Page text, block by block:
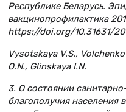
Республике Беларусь.
вакцинопрофилактика
https://doi.org/10.31631/
Vysotskaya V.S.,
O.N., Glinskaya I.N.
3. О состоянии
благополучия населения